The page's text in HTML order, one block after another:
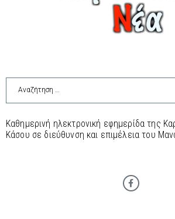
Καθημερινή ηλεκτρονική εφημερίδα της
Κάσου σε διεύθυνση και επιμέλεια του